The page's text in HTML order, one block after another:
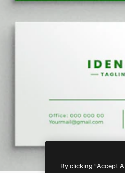
By clicking “Accept